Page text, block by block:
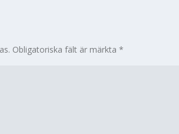
Obligatoriska fält är märkta*